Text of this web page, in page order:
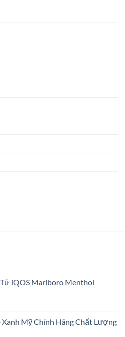
iQOS Marlboro Menthol
Xanh Mỹ Chính Hãng Chất Lượng